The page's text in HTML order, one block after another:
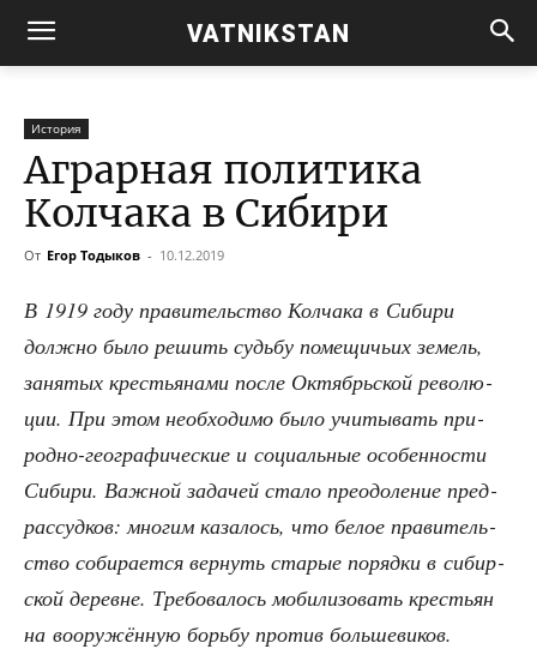
VATNIKSTAN
История
Аграрная политика
Колчака в Сибири
От Егор Тодыков - 10.12.2019
В 1919 году пра­ви­тель­ство Кол­ча­ка в Сиби­ри
долж­но было решить судь­бу поме­щи­чьих земель,
заня­тых кре­стья­на­ми после Октябрь­ской рево­лю­
ции. При этом необ­хо­ди­мо было учи­ты­вать при­
род­но-гео­гра­фи­че­ские и соци­аль­ные осо­бен­но­сти
Сиби­ри. Важ­ной зада­чей ста­ло пре­одо­ле­ние пред­
рас­суд­ков: мно­гим каза­лось, что белое пра­ви­тель­
ство соби­ра­ет­ся вер­нуть ста­рые поряд­ки в сибир­
ской деревне. Тре­бо­ва­лось моби­ли­зо­вать кре­стьян
на воору­жён­ную борь­бу про­тив боль­ше­ви­ков.